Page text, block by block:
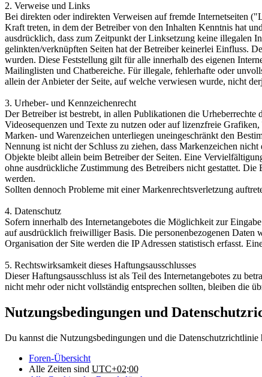
2. Verweise und Links
Bei direkten oder indirekten Verweisen auf fremde Internetseiten
Kraft treten, in dem der Betreiber von den Inhalten Kenntnis hat
ausdrücklich, dass zum Zeitpunkt der Linksetzung keine illegalen
gelinkten/verknüpften Seiten hat der Betreiber keinerlei Einfluss.
wurden. Diese Feststellung gilt für alle innerhalb des eigenen
Mailinglisten und Chatbereiche. Für illegale, fehlerhafte oder
allein der Anbieter der Seite, auf welche verwiesen wurde, nicht
3. Urheber- und Kennzeichenrecht
Der Betreiber ist bestrebt, in allen Publikationen die
Videosequenzen und Texte zu nutzen oder auf lizenzfreie
Marken- und Warenzeichen unterliegen uneingeschränkt den
Nennung ist nicht der Schluss zu ziehen, dass Markenzeichen
Objekte bleibt allein beim Betreiber der Seiten. Eine
ohne ausdrückliche Zustimmung des Betreibers nicht gestattet.
werden.
Sollten dennoch Probleme mit einer Markenrechtsverletzung
4. Datenschutz
Sofern innerhalb des Internetangebotes die Möglichkeit zur
auf ausdrücklich freiwilliger Basis. Die personenbezogenen Daten
Organisation der Site werden die IP Adressen statistisch erfasst.
5. Rechtswirksamkeit dieses Haftungsausschlusses
Dieser Haftungsausschluss ist als Teil des Internetangebotes zu
nicht mehr oder nicht vollständig entsprechen sollten, bleiben die
Nutzungsbedingungen und
Du kannst die Nutzungsbedingungen und die Datenschutzrichtlinie
Foren-Übersicht
Alle Zeiten sind UTC+02:00